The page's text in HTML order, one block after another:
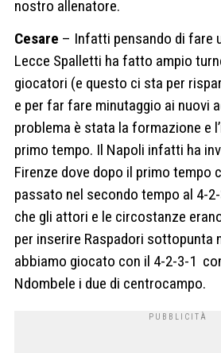
nostro allenatore.
Cesare – Infatti pensando di fare
Lecce Spalletti ha fatto ampio
giocatori (e questo ci sta per
e per far fare minutaggio ai nuovi
problema è stata la formazione e
primo tempo. Il Napoli infatti ha
Firenze dove dopo il primo tempo
passato nel secondo tempo al 4-
che gli attori e le circostanze
per inserire Raspadori sottopunta
abbiamo giocato con il 4-2-3-1
Ndombele i due di centrocampo.